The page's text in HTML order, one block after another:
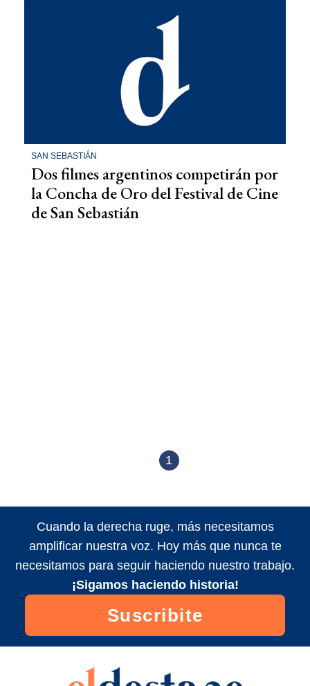
SAN SEBASTIÁN
Dos filmes argentinos competirán por
la Concha de Oro del Festival de Cine
de San Sebastián
1
Cuando la derecha ruge, más necesitamos
amplificar nuestra voz. Hoy más que nunca te
necesitamos para seguir haciendo nuestro trabajo.
¡Sigamos haciendo historia!
Suscribite